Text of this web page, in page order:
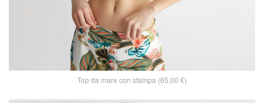
Top da mare con stampa (65,00 €)